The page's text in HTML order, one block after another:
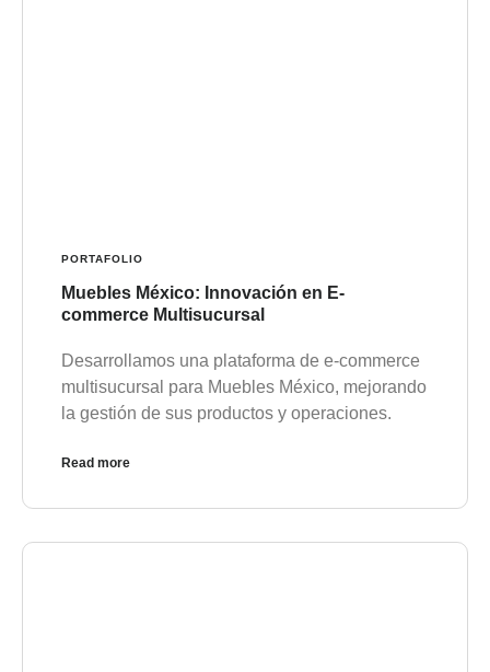
PORTAFOLIO
Muebles México: Innovación en E-
commerce Multisucursal
Desarrollamos una plataforma de e-commerce
multisucursal para Muebles México, mejorando
la gestión de sus productos y operaciones.
Read more